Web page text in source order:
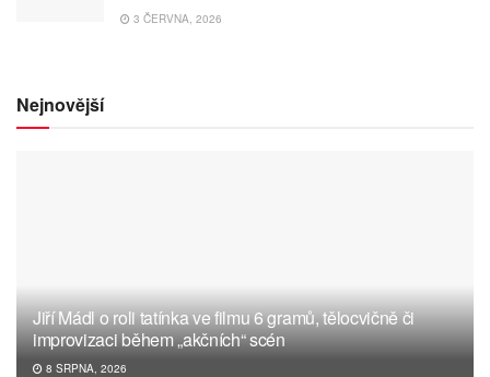
3 ČERVNA, 2026
Nejnovější
Jiří Mádl o roli tatínka ve filmu 6 gramů, tělocvičně či
improvizaci během „akčních“ scén
8 SRPNA, 2026